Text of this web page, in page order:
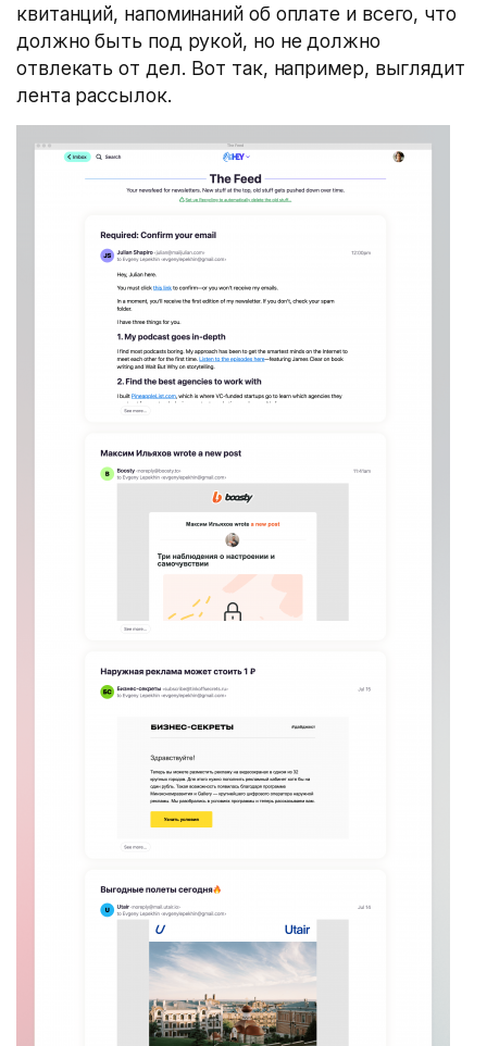
квитанций, напоминаний об оплате и всего, что
должно быть под рукой, но не должно
отвлекать от дел. Вот так, например, выглядит
лента рассылок.